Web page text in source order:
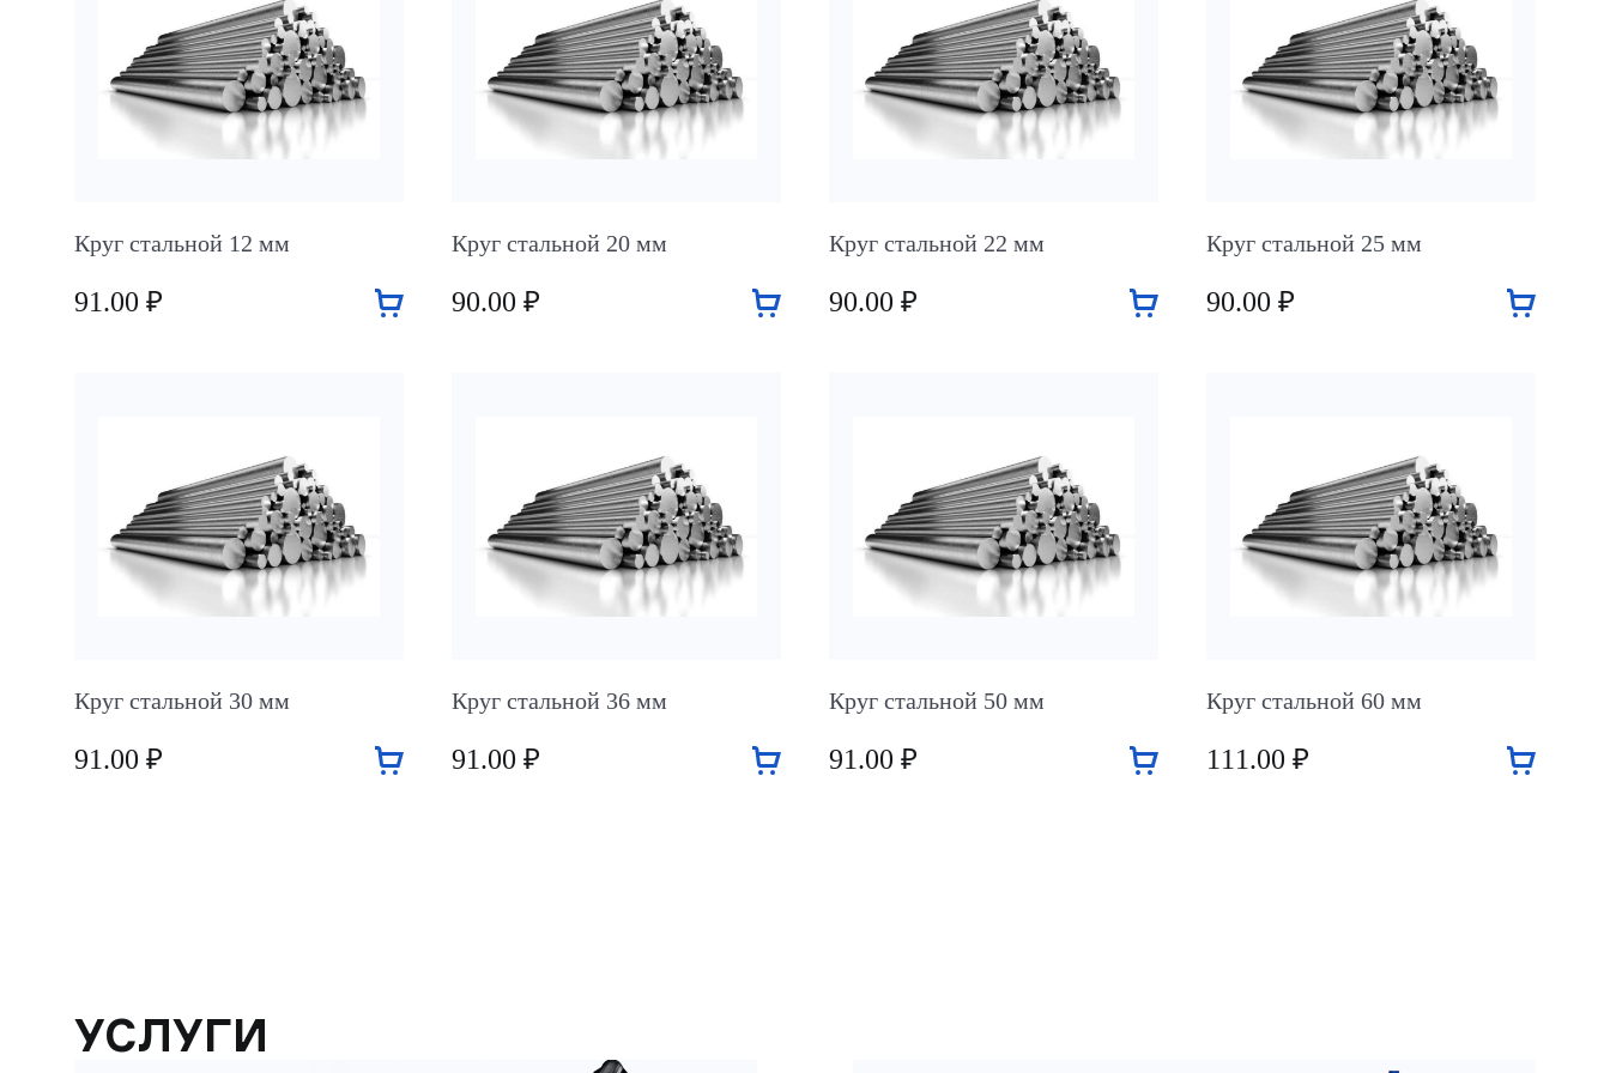
Круг стальной 12 мм
91.00 ₽
Круг стальной 20 мм
90.00 ₽
Круг стальной 22 мм
90.00 ₽
Круг стальной 25 мм
90.00 ₽
Круг стальной 30 мм
91.00 ₽
Круг стальной 36 мм
91.00 ₽
Круг стальной 50 мм
91.00 ₽
Круг стальной 60 мм
111.00 ₽
УСЛУГИ